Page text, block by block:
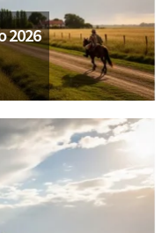
2026